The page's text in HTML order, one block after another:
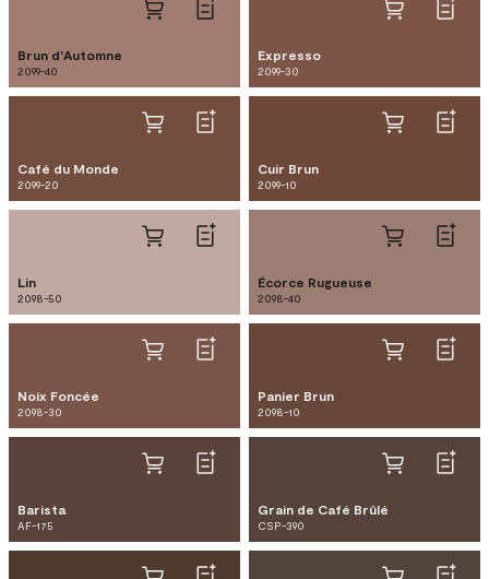
Brun d'Automne
2099-40
Expresso
2099-30
Café du Monde
2099-20
Cuir Brun
2099-10
Lin
2098-50
Écorce Rugueuse
2098-40
Noix Foncée
2098-30
Panier Brun
2098-10
Barista
AF-175
Grain de Café Brûlé
CSP-390